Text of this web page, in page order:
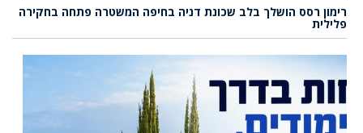
רימון רסס הושלך בלב שכונת דניה בחיפה המשטרה פתחה בחקירה
פלילית